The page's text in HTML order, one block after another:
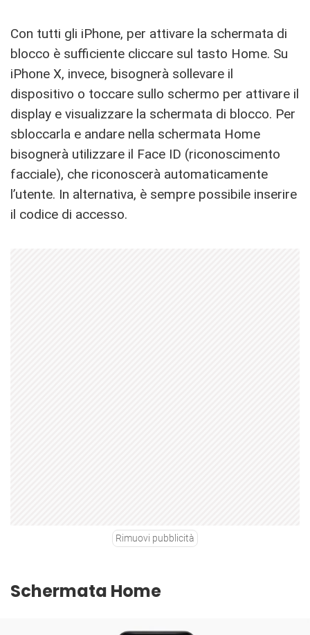
Con tutti gli iPhone, per attivare la schermata di
blocco è sufficiente cliccare sul tasto Home. Su
iPhone X, invece, bisognerà sollevare il
dispositivo o toccare sullo schermo per attivare il
display e visualizzare la schermata di blocco. Per
sbloccarla e andare nella schermata Home
bisognerà utilizzare il Face ID (riconoscimento
facciale), che riconoscerà automaticamente
l’utente. In alternativa, è sempre possibile inserire
il codice di accesso.
Rimuovi pubblicità
Schermata Home